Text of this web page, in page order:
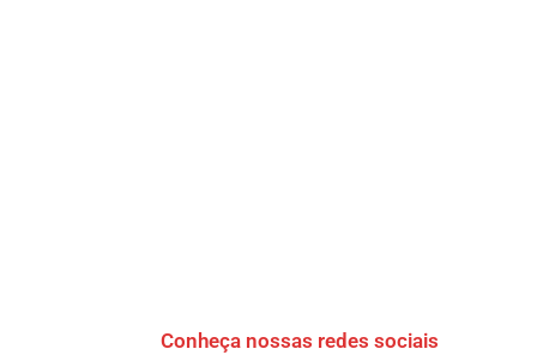
Conheça nossas redes sociais